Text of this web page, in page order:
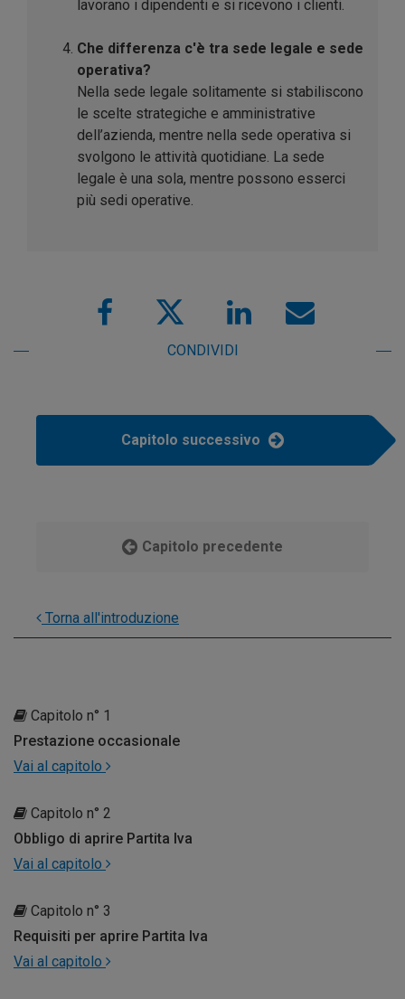
lavorano i dipendenti e si ricevono i clienti.
Che differenza c'è tra sede legale e sede
operativa?
Nella sede legale solitamente si stabiliscono
le scelte strategiche e amministrative
dell’azienda, mentre nella sede operativa si
svolgono le attività quotidiane. La sede
legale è una sola, mentre possono esserci
più sedi operative.
CONDIVIDI
Capitolo successivo
Capitolo precedente
Torna all'introduzione
Capitolo n° 1
Prestazione occasionale
Vai al capitolo
Capitolo n° 2
Obbligo di aprire Partita Iva
Vai al capitolo
Capitolo n° 3
Requisiti per aprire Partita Iva
Vai al capitolo